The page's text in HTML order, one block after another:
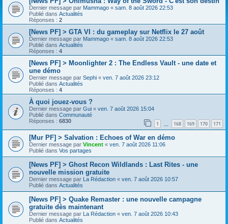
r
Dernier message par Mammago « sam. 8 août 2026 22:53
Publié dans Actualités
Réponses : 2
[News PF] > GTA VI : du gameplay sur Netflix le 27 août
Dernier message par Mammago « sam. 8 août 2026 22:53
Publié dans Actualités
Réponses : 4
[News PF] > Moonlighter 2 : The Endless Vault - une date et
une démo
Dernier message par Sephi « ven. 7 août 2026 23:12
Publié dans Actualités
Réponses : 4
À quoi jouez-vous ?
Dernier message par Gui « ven. 7 août 2026 15:04
Publié dans Communauté
Réponses : 6830 1 168 169 170 171
[Mur PF] > Salvation : Echoes of War en démo
Dernier message par Vincent « ven. 7 août 2026 11:06
Publié dans Vos partages
[News PF] > Ghost Recon Wildlands : Last Rites - une
nouvelle mission gratuite
Dernier message par La Rédaction « ven. 7 août 2026 10:57
Publié dans Actualités
[News PF] > Quake Remaster : une nouvelle campagne
gratuite dès maintenant
Dernier message par La Rédaction « ven. 7 août 2026 10:43
Publié dans Actualités